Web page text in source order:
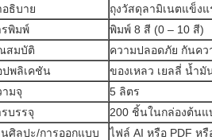
อธิบาย
ถุงวัสดุลามิเนตแข็ง
รพิมพ์
พิมพ์ 8 สี (0 – 10 สี)
สมบัติ
ความปลอดภัย กันค
ปพลิเคชัน
ของเหลว เยลลี่ น้ำมั
ามจุ
5 ลิตร
รบรรจุ
200 ชิ้นในกล่องต้น
นศิลปะ/การออกแบบ
ไฟล์ AI หรือ PDF หรื